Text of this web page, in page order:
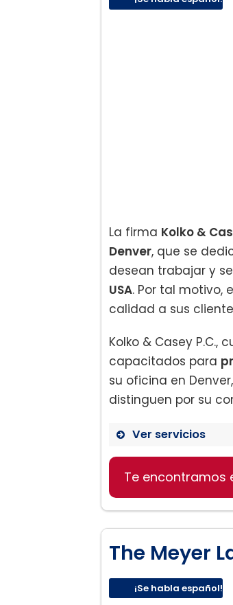
La firma Kolko &
Denver, que se
desean trabajar y
USA. Por tal motivo,
calidad a sus
Kolko & Casey
capacitados para
su oficina en
distinguen por su
Ver servicios
Residencia
Te encontramos
The Meyer
¡Se habla español!